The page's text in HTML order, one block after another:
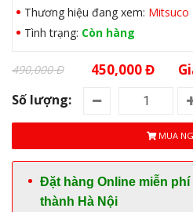
Thương hiệu đang xem: Mitsuco
Tình trạng: Còn hàng
490,000 Đ 450,000 Đ
Số lượng:
MUA
Đặt hàng Online miễn
thành Hà Nội